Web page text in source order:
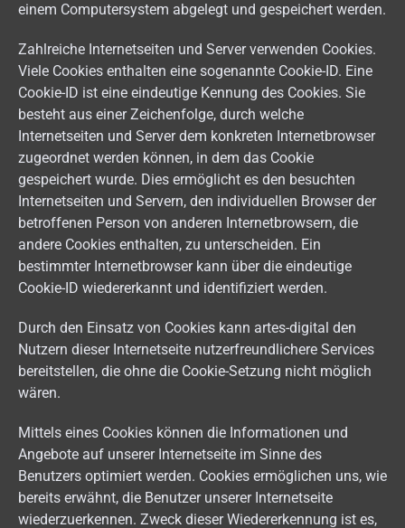
einem Computersystem abgelegt und gespeichert werden.
Zahlreiche Internetseiten und Server verwenden Cookies.
Viele Cookies enthalten eine sogenannte Cookie-ID. Eine
Cookie-ID ist eine eindeutige Kennung des Cookies. Sie
besteht aus einer Zeichenfolge, durch welche
Internetseiten und Server dem konkreten Internetbrowser
zugeordnet werden können, in dem das Cookie
gespeichert wurde. Dies ermöglicht es den besuchten
Internetseiten und Servern, den individuellen Browser der
betroffenen Person von anderen Internetbrowsern, die
andere Cookies enthalten, zu unterscheiden. Ein
bestimmter Internetbrowser kann über die eindeutige
Cookie-ID wiedererkannt und identifiziert werden.
Durch den Einsatz von Cookies kann artes-digital den
Nutzern dieser Internetseite nutzerfreundlichere Services
bereitstellen, die ohne die Cookie-Setzung nicht möglich
wären.
Mittels eines Cookies können die Informationen und
Angebote auf unserer Internetseite im Sinne des
Benutzers optimiert werden. Cookies ermöglichen uns, wie
bereits erwähnt, die Benutzer unserer Internetseite
wiederzuerkennen. Zweck dieser Wiedererkennung ist es,